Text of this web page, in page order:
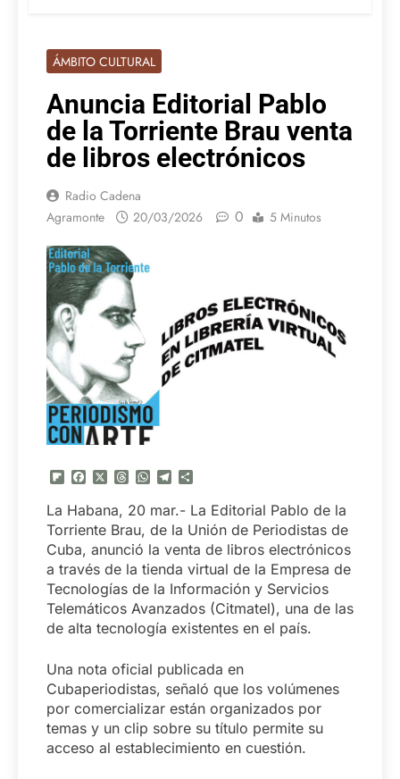
ÁMBITO CULTURAL
Anuncia Editorial Pablo
de la Torriente Brau venta
de libros electrónicos
Radio Cadena
Agramonte
20/03/2026 0 5 Minutos
Flipboard
Facebook
X Threads
WhatsApp
Telegram
La Habana, 20 mar.- La Editorial Pablo de la
Torriente Brau, de la Unión de Periodistas de
Cuba, anunció la venta de libros electrónicos
a través de la tienda virtual de la Empresa de
Tecnologías de la Información y Servicios
Telemáticos Avanzados (Citmatel), una de las
de alta tecnología existentes en el país.
Una nota oficial publicada en
Cubaperiodistas, señaló que los volúmenes
por comercializar están organizados por
temas y un clip sobre su título permite su
acceso al establecimiento en cuestión.